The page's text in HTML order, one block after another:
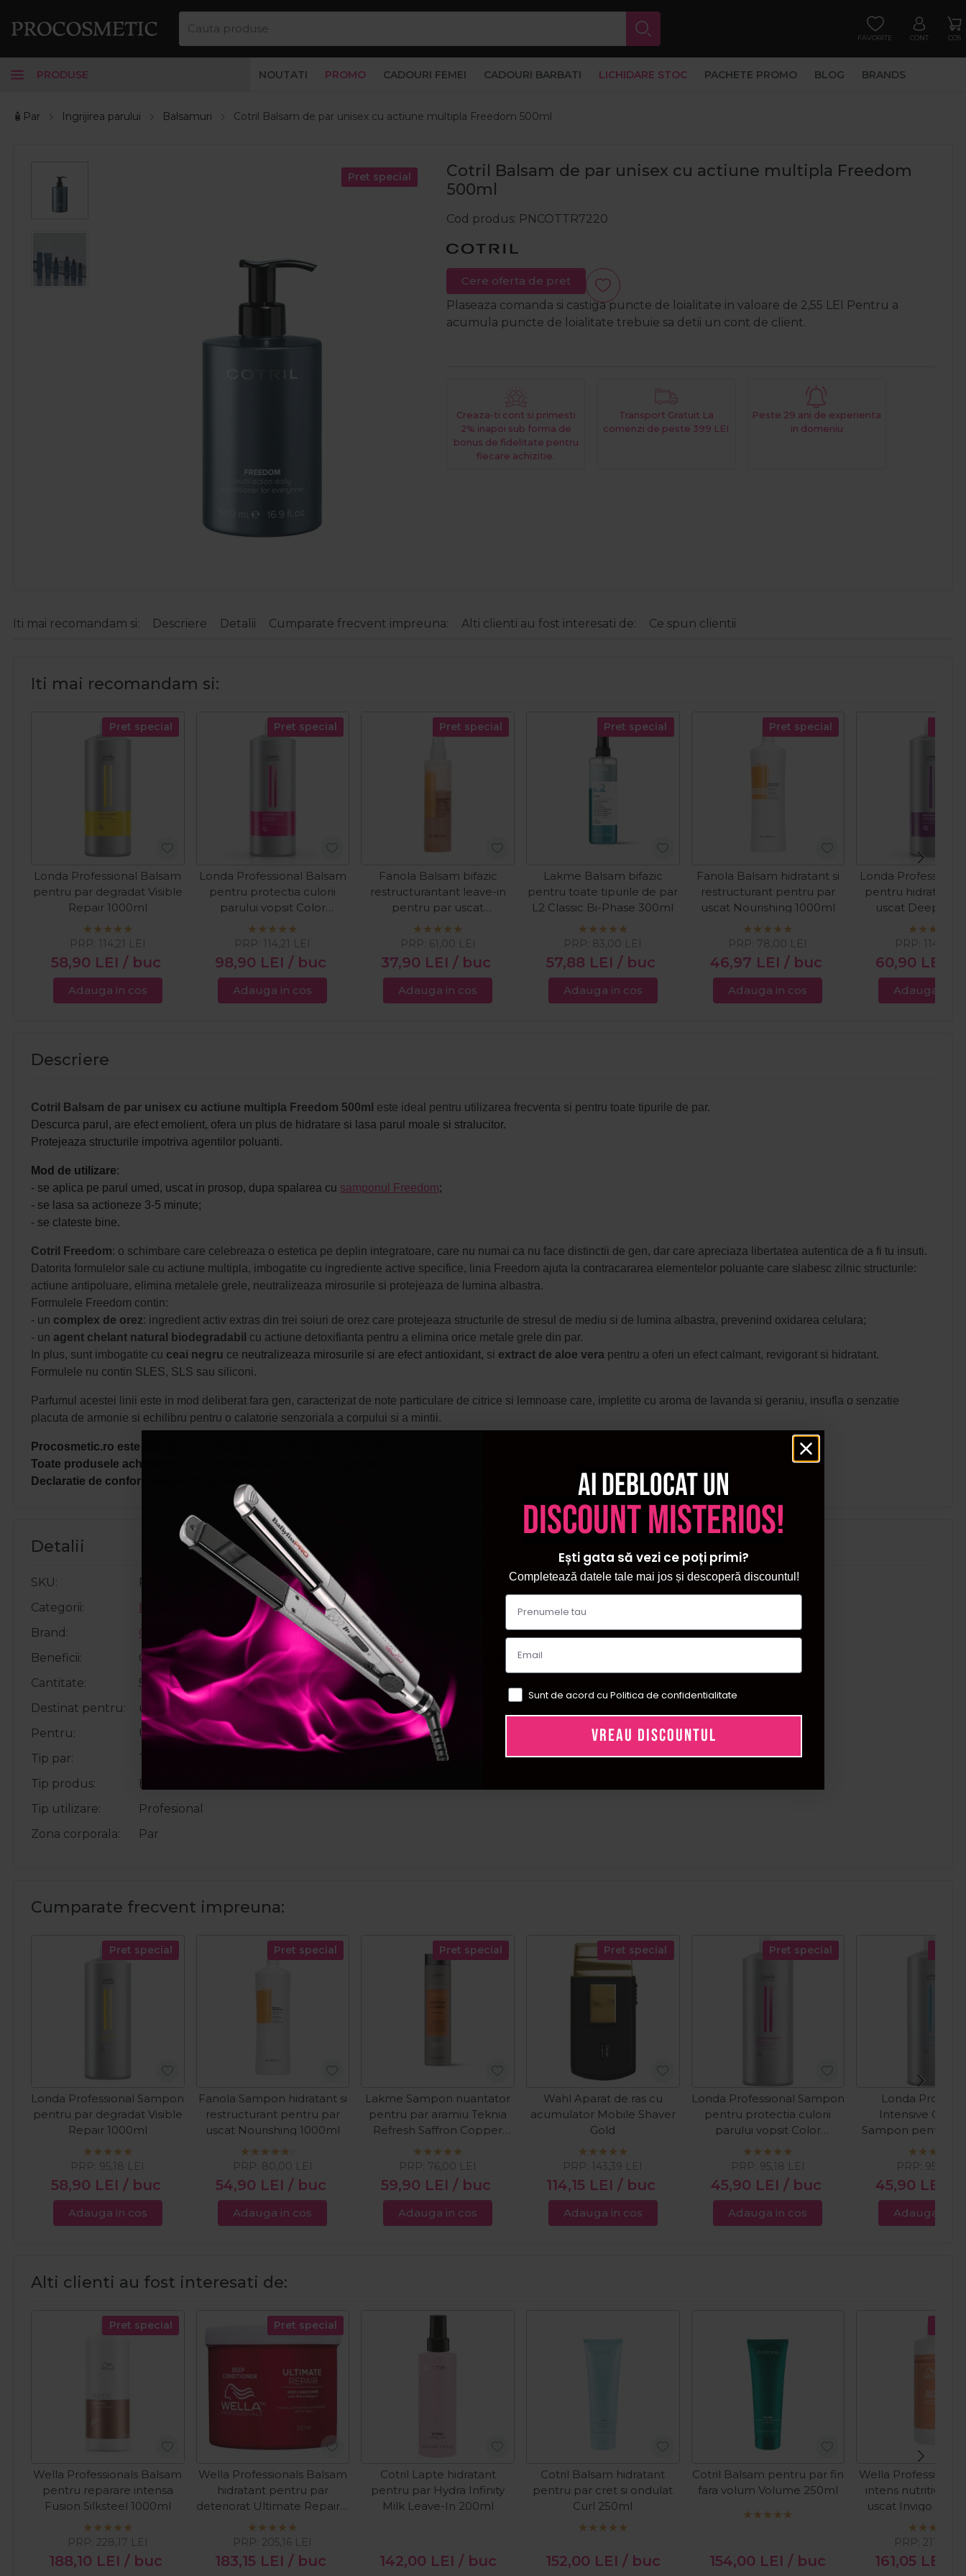
FAVORITE CONT COS
PRODUSE NOUTATI PROMO CADOURI FEMEI CADOURI BARBATI LICHIDARE STOC PACHETE PROMO BLOG BRANDS
🧴Par Ingrijirea parului Balsamuri Cotril Balsam de par unisex cu actiune multipla Freedom 500ml
Pret special
Cotril Balsam de par unisex cu actiune multipla Freedom
500ml
Cod produs PNCOTTR7220
Cere oferta de pret
Plaseaza comanda si castiga puncte de loialitate in valoare de 2,55 LEI
Pentru a
acumula puncte de loialitate trebuie sa detii un cont de client.
Creaza-ti cont si primesti
2% inapoi sub forma de
bonus de fidelitate pentru
fiecare achizitie.
Transport Gratuit La
comenzi de peste 399 LEI
Peste 29 ani de experienta
in domeniu
Iti mai recomandam si: Descriere Detalii Cumparate frecvent impreuna: Alti clienti au fost interesati de: Ce spun clientii
Iti mai recomandam si:
Pret special
Londa Professional Balsam
pentru par degradat Visible
Repair 1000ml
58,90 LEI / buc
PRP: 114,21 LEI
Adauga in cos
Pret special
Londa Professional Balsam
pentru protectia culorii
parului vopsit Color
Radiance 1000ml
98,90 LEI / buc
PRP: 114,21 LEI
Adauga in cos
Pret special
Fanola Balsam bifazic
restructurantant leave-in
pentru par uscat
Nourishing Bi-Phase 200ml
37,90 LEI / buc
PRP: 61,00 LEI
Adauga in cos
Pret special
Lakme Balsam bifazic
pentru toate tipurile de par
L2 Classic Bi-Phase 300ml
57,88 LEI / buc
PRP: 83,00 LEI
Adauga in cos
Pret special
Fanola Balsam hidratant si
restructurant pentru par
uscat Nourishing 1000ml
46,97 LEI / buc
PRP: 78,00 LEI
Adauga in cos
Londa
pentru hidratarea
uscat Deep
1000ml
60,90 LEI
PRP: 114,21
Adauga in
Descriere
Cotril Balsam de par unisex cu actiune multipla Freedom 500ml este ideal pentru utilizarea frecventa si pentru toate tipurile de par.
Descurca parul, are efect emolient, ofera un plus de hidratare si lasa parul moale si stralucitor.
Protejeaza structurile impotriva agentilor poluanti.
Mod de utilizare:
- se aplica pe parul umed, uscat in prosop, dupa spalarea cu samponul Freedom;
- se lasa sa actioneze 3-5 minute;
- se clateste bine.
Cotril Freedom: o schimbare care celebreaza o estetica pe deplin integratoare, care nu numai ca nu face distinctii de gen, dar care apreciaza libertatea autentica de a fi tu insuti.
Datorita formulelor sale cu actiune multipla, imbogatite cu ingrediente active specifice, linia Freedom ajuta la contracararea elementelor poluante care slabesc zilnic structurile:
actiune antipoluare, elimina metalele grele, neutralizeaza mirosurile si protejeaza de lumina albastra.
Formulele Freedom contin:
- un complex de orez: ingredient activ extras din trei soiuri de orez care protejeaza structurile de stresul de mediu si de lumina albastra, prevenind oxidarea celulara;
- un agent chelant natural biodegradabil cu actiune detoxifianta pentru a elimina orice metale grele din par.
In plus, sunt imbogatite cu ceai negru ce neutralizeaza mirosurile si are efect antioxidant, si extract de aloe vera pentru a oferi un efect calmant, revigorant si hidratant.
Formulele nu contin SLES, SLS sau siliconi.
Parfumul acestei linii este in mod deliberat fara gen, caracterizat de note particulare de citrice si lemnoase care, impletite cu aroma de lavanda si geraniu, insufla o senzatie
placuta de armonie si echilibru pentru o calatorie senzoriala a corpului si a mintii.
Procosmetic.ro este distribuitor autorizat si in exclusivitate Cotril.
Toate produsele achizitionate de pe site-ul nostru sunt originale.
Declaratie de conformitate ProCosmetic.
Detalii
SKU
PNCOTTR7220
Categorii
Balsamuri Balsam/Masca de par barbati
Rutina pentru par normal
Brand
Cotril Profesional
Beneficii
Catifelare, Descurca parul, Efect emolient, Hidratare, Par moale, Stralucire
Cantitate
500ml
Destinat pentru
utilizare de profesionisti in Salon
Pentru
Unisex
Tip par
Toate tipurile de par
Tip produs
Balsam
Tip utilizare
Profesional
Zona corporala
Par
Cumparate frecvent impreuna:
Pret special
Londa Professional Sampon
pentru par degradat Visible
Repair 1000ml
58,90 LEI / buc
PRP: 95,18 LEI
Adauga in cos
Pret special
Fanola Sampon hidratant si
restructurant pentru par
uscat Nourishing 1000ml
54,90 LEI / buc
PRP: 80,00 LEI
Adauga in cos
Pret special
Lakme Sampon nuantator
pentru par aramiu Teknia
Refresh Saffron Copper
300ml
59,90 LEI / buc
PRP: 76,00 LEI
Adauga in cos
Pret special
Wahl Aparat de ras cu
acumulator Mobile Shaver
Gold
114,15 LEI / buc
PRP: 143,39 LEI
Adauga in cos
Pret special
Londa Professional Sampon
pentru protectia culorii
parului vopsit Color
Radiance 1000ml
45,90 LEI / buc
PRP: 95,18 LEI
Adauga in cos
Londa
Intensive
Sampon pentru
profunda a
45,90 LEI
PRP: 95,18
Adauga in
Alti clienti au fost interesati de:
Pret special
Wella Professionals Balsam
pentru reparare intensa
Fusion Silksteel 1000ml
188,10 LEI / buc
PRP: 228,17 LEI
Pret special
Wella Professionals Balsam
hidratant pentru par
deteriorat Ultimate Repair 2
500ml
183,15 LEI / buc
PRP: 205,16 LEI
Cotril Lapte hidratant
pentru par Hydra Infinity
Milk Leave-In 200ml
142,00 LEI / buc
Cotril Balsam hidratant
pentru par cret si ondulat
Curl 250ml
152,00 LEI / buc
Cotril Balsam pentru par fin
fara volum Volume 250ml
154,00 LEI / buc
Wella
intens nutritiv
uscat Invigo Nutri
1000ml
161,05 LEI
PRP: 211,50
Ai deblocat un
discount misterios!
Ești gata să vezi ce poți primi?
Completează datele tale mai jos și descoperă discountul!
Sunt de acord cu Politica de confidentialitate
VREAU DISCOUNTUL